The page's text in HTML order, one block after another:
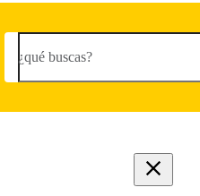
¿qué buscas?